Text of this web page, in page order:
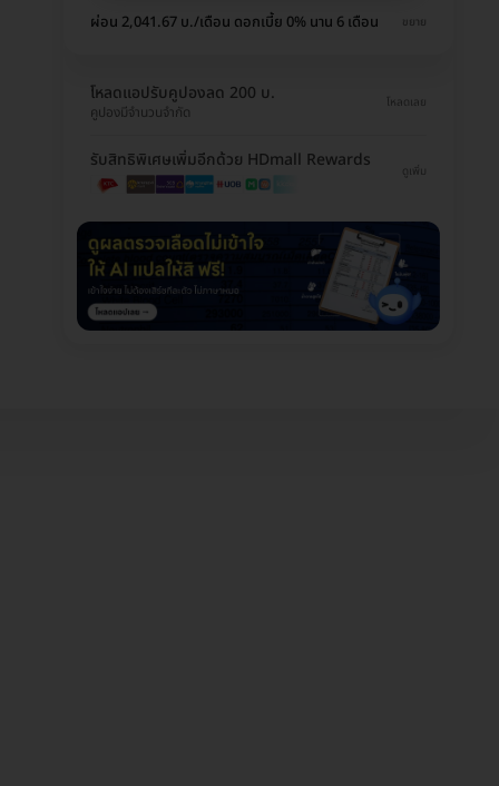
ผ่อน 2,041.67 บ./เดือน ดอกเบี้ย 0% นาน 6 เดือน ขยาย
โหลดแอปรับคูปองลด 200 บ.
คูปองมีจำนวนจำกัด
โหลดเลย
รับสิทธิพิเศษเพิ่มอีกด้วย HDmall Rewards
ดูเพิ่ม